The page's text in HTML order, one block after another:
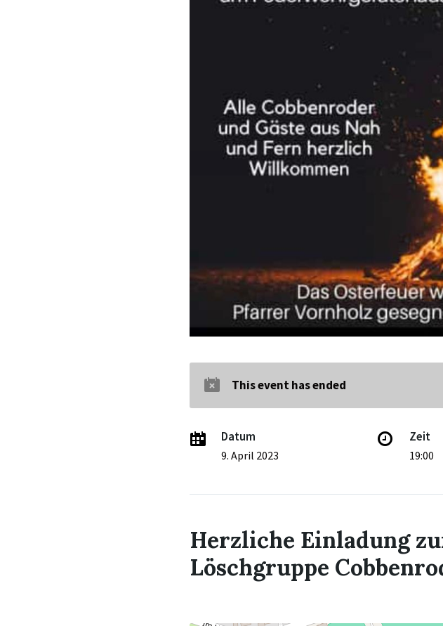
This event has ended
Datum
9. April 2023
Zeit
19:00
Herzliche Einladung
Löschgruppe